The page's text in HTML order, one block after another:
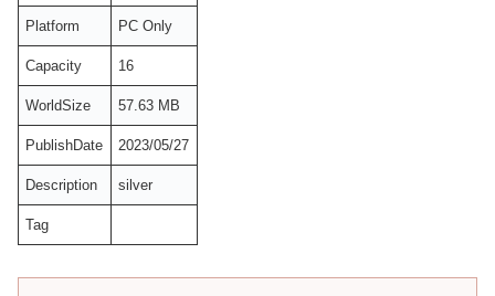
Platform PC Only
Capacity 16
WorldSize 57.63 MB
PublishDate 2023/05/27
Description silver
Tag